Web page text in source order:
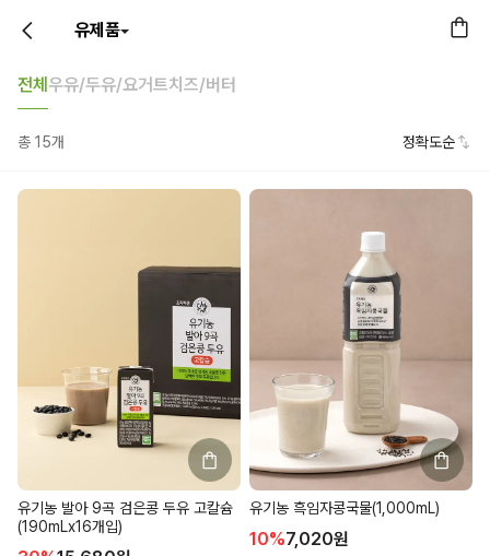
유제품
전체 우유/두유/요거트치즈/버터
총 15개 정확도순
유기농 발아 9곡 검은콩 두유 고칼슘
(190mLx16개입)
유기농 흑임자콩국물(1,000mL)
10%7,020원